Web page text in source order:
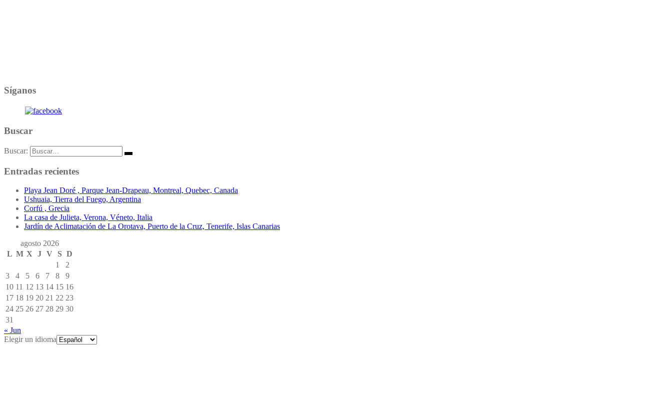
Síganos
Buscar
Buscar:
Entradas recientes
Playa Jean Doré , Parque Jean-Drapeau, Montreal, Quebec, Canada
Ushuaia, Tierra del Fuego, Argentina
Corfú , Grecia
La casa de Julieta, Verona, Véneto, Italia
Jardín de Aclimatación de La Orotava, Puerto de la Cruz, Tenerife, Islas Canarias
agosto 2026
L M X J V S D
1
2
3
4 5 6 7 8
9
10 11 12 13 14 15 16
17 18 19 20 21 22 23
24 25 26 27 28 29 30
31
« Jun
Elegir un idioma